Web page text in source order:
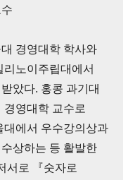
경영대학 학사와
리노이주립대에서
았다. 홍콩 과기대
경영대학 교수로
대에서 우수강의상과
상하는 등 활발한
서로 『숫자로